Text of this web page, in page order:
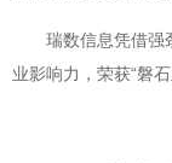
瑞数信息凭借强
业影响力，荣获“磐